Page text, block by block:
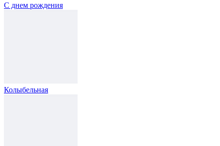
С днем рождения
Колыбельная